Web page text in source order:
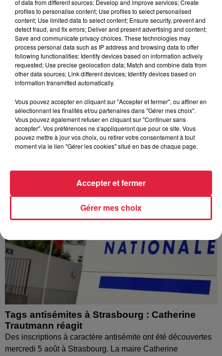
À Hoerdt, de l’eau brune sort des robinets
Depuis plusieurs jours, des habitants de Hoerdt ont vu de
l’eau brune s’écouler de leurs robinets. Face aux
nombreuses interrogations, la municipalité a pris...
Tags antisémites à Strasbourg : Catherine
Trautmann réagit
Des inscriptions à caractère antisémite ont été découvertes
mercredi 5 août à Strasbourg. La maire Catherine
of data from different sources; Develop and improve services; Create
profiles to personalise content; Use profiles to select personalised
content; Use limited data to select content; Ensure security, prevent and
detect fraud, and fix errors; Deliver and present advertising and content;
Save and communicate privacy choices. These technologies may
process personal data such as IP address and browsing data to offer
following functionalities: Identify devices based on information actively
requested; Use precise geolocation data; Match and combine data from
other data sources; Link different devices; Identify devices based on
information transmitted automatically.
Vous pouvez accepter en cliquant sur "Accepter et fermer", ou affiner en
sélectionnant les finalités et/ou partenaires dans "Gérer mes choix".
Vous pouvez également refuser en cliquant sur "Continuer sans
accepter". Vos préférences ne s'appliqueront que pour ce site. Vous
pouvez mettre à jour vos choix, ou retirer votre consentement à tout
moment via le lien "Gérer les cookies" situé en bas de chaque page.
Gérer mes choix
Accepter et fermer